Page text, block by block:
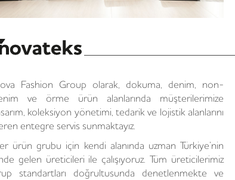
Fashion Group olarak, dokuma, denim, non-
ve örme ürün alanlarında müşterilerimize
koleksiyon yönetimi, tedarik ve lojistik alanlarını
entegre servis sunmaktayız.
ürün grubu için kendi alanında uzman Türkiye’nin
gelen üreticileri ile çalışıyoruz. Tüm üreticilerimiz
standartları doğrultusunda denetlenmekte ve